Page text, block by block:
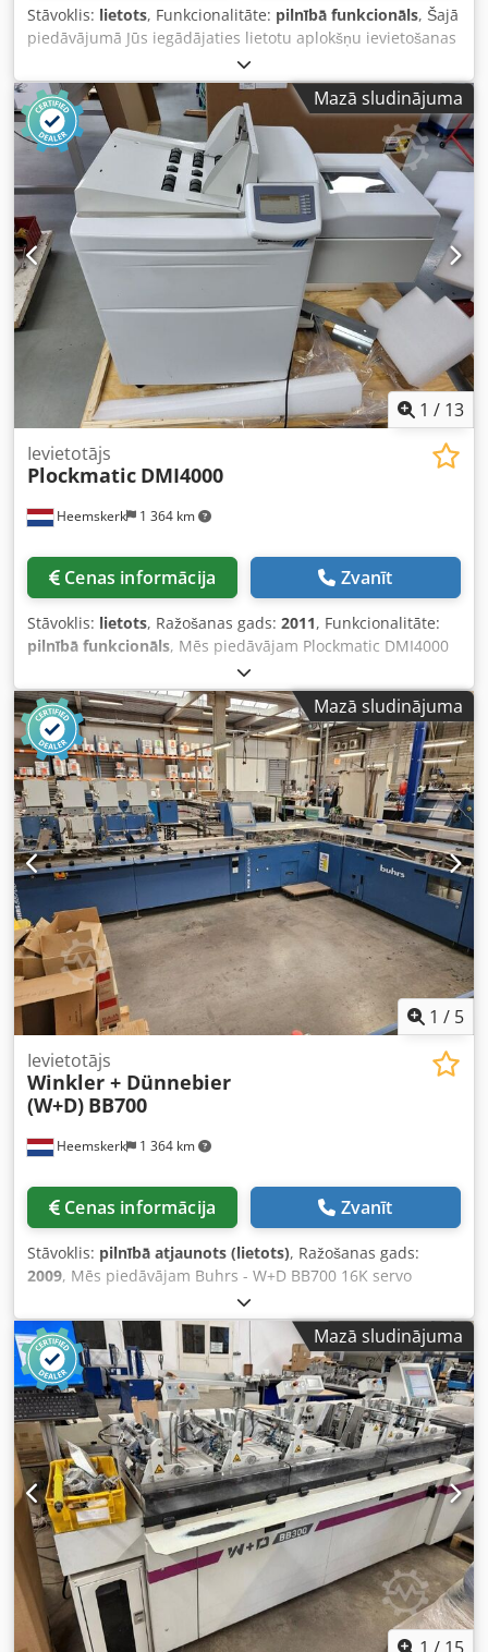
Stāvoklis: lietots, Funkcionalitāte: pilnībā funkcionāls, Šajā
piedāvājumā Jūs iegādājaties lietotu aplokšņu ievietošanas
iekārtu "Francotyp FPi 2700". Pārdošanas objekts: Crodpfxjx
Svuue Ac Isf 1 x Francotyp FPi 2700 ar šādu aprīkojumu:
ietver Maxi padevēju ietver šķirotāju (Stacker) Skaitītāja
rādījumi: Kopā: apmēram 97 645 lappuses Stāvoklis: Šis
piedāvājums attiecas uz lietotu iekārtu, kurai var būt
lietošanas pazīmes (nelieli skrāpējumi vai dzeltenums).
Iekārta ir pārbaudīta, darbojas. Testa izdruka redzama
fotoattēlā. Iepakošana un piegāde: Iekārtu var apskatīt
mūsu darba laikā. Lūdzu, iepriekš vienojieties par tikšanos!
Pēc pieprasījuma iespējams jūras drošs iepakojums un
piegāde visā pasaulē! Pirms nosūtīšanas vai saņemšanas
tiks veikts funkcijas tests ar video ierakstu. Papildu
informācijai sazinieties ar mums personīgi.
Mazā sludinājuma
1 / 13
Heemskerk 1 364 km
Ievietotājs
Plockmatic DMI4000
Cenas informācija Zvanīt
Stāvoklis: lietots, Ražošanas gads: 2011, Funkcionalitāte:
pilnībā funkcionāls, Mēs piedāvājam Plockmatic DMI4000
aplokšņu ielikšanas moduli. Ražošanas gads: 2011,
skaitītājs tikai 311 014. Crjdpfewzam Tex Ac Iof Papildu
moduļi nav pieejami.
Mazā sludinājuma
1 / 5
Heemskerk 1 364 km
Ievietotājs
Winkler + Dünnebier
(W+D) BB700
Cenas informācija Zvanīt
Stāvoklis: pilnībā atjaunots (lietots), Ražošanas gads:
2009, Mēs piedāvājam Buhrs - W+D BB700 16K servo
aplokšņu ievietošanas iekārtu. Iekārta ir labā tehniskā
stāvoklī un aprīkota ar BSC 3.0 programmatūru – vienu no
jaunākajām ražotāja W+D platformām. Iekārta pašlaik ir
gandrīz pilnībā apkopota mūsu servisā un drīzumā būs
gatava demonstrācijai! Citi padevēji un kameras ir pieejami
pēc izvēles! Izgatavošanas gads: 2009 Konfigurācija: - 8
staciju pamata platforma - 5x RF2 rotācijas padevēji - 1x
vakuuma berzes padevējs - Izmetiena atvere - Automātiska
aplokšņu padeves stacija - Pārneses konveijers ar
izlīdzināšanas galdu - Izgāšanas lente Papildus: - Citi
padevēji pēc izvēles Aplokšņu izmēri: - min. 105 × 162 mm
(C6/DL) - max. 250 × 353 mm (B4) Produkta izmēri: - min. 80
× 105 mm (A6) - max. 229 × 324 mm (C4) Produkta biezums:
- līdz 3 mm rotācijas padevējā - līdz 15 mm
vakuuma/berzes padevējā - 80 gsm Cedpjv Ebx Hjfx Ac Ijrf
Cikls stundā: līdz 16 000
Mazā sludinājuma